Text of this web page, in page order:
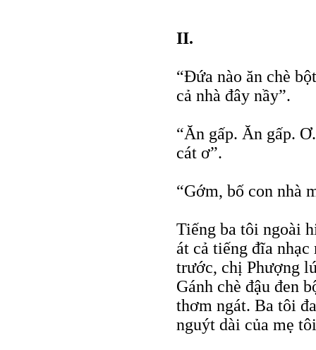
II.
“Đứa nào ăn chè
cả nhà đây nầy”.
“Ăn gấp. Ăn gấp.
cát ơ”.
“Gớm, bố con nhà
Tiếng ba tôi ngoài
át cả tiếng đĩa
trước, chị Phượng
Gánh chè đậu đen
thơm ngát. Ba tôi
nguýt dài của mẹ